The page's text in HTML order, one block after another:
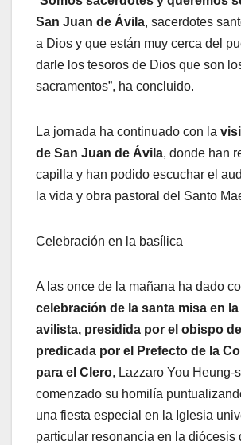
San Juan de Ávila, sacerdotes
a Dios y que están muy cerca del
darle los tesoros de Dios que son
sacramentos”, ha concluido.
La jornada ha continuado con la
de San Juan de Ávila, donde han
capilla y han podido escuchar el
la vida y obra pastoral del Santo
Celebración en la basílica
A las once de la mañana ha dado
celebración de la santa misa en
avilista, presidida por el obispo
predicada por el Prefecto de la
para el Clero, Lazzaro You Heung-
comenzado su homilía
una fiesta especial en la Iglesia
particular resonancia en la diócesis